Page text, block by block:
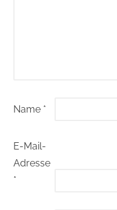
Name *
E-Mail-
Adresse
*